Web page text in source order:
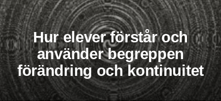
Hur elever förstår och
använder begreppen
förändring och kontinuitet